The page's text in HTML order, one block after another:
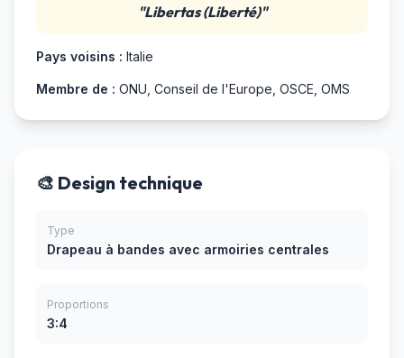
"Libertas (Liberté)"
Pays voisins : Italie
Membre de : ONU, Conseil de l'Europe, OSCE, OMS
🎨 Design technique
Type
Drapeau à bandes avec armoiries centrales
Proportions
3:4